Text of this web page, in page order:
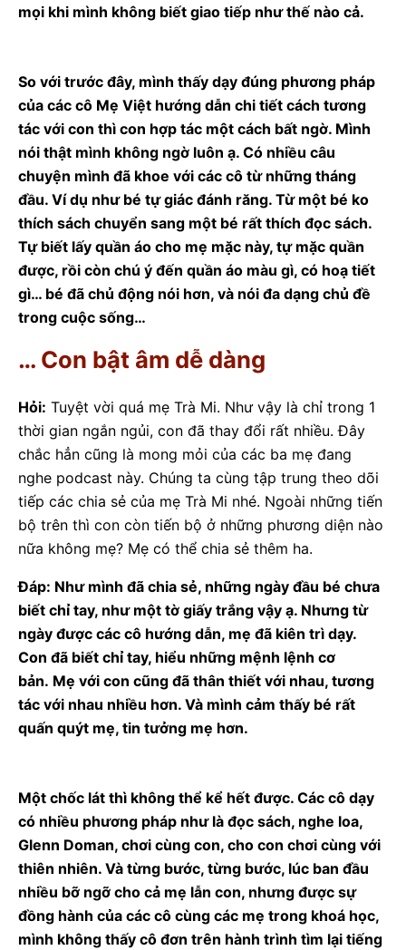
mọi khi mình không biết giao tiếp như thế nào cả.
So với trước đây, mình thấy dạy đúng phương pháp
của các cô Mẹ Việt hướng dẫn chi tiết cách tương
tác với con thì con hợp tác một cách bất ngờ. Mình
nói thật mình không ngờ luôn ạ. Có nhiều câu
chuyện mình đã khoe với các cô từ những tháng
đầu. Ví dụ như bé tự giác đánh răng. Từ một bé ko
thích sách chuyển sang một bé rất thích đọc sách.
Tự biết lấy quần áo cho mẹ mặc này, tự mặc quần
được, rồi còn chú ý đến quần áo màu gì, có hoạ tiết
gì… bé đã chủ động nói hơn, và nói đa dạng chủ đề
trong cuộc sống…
… Con bật âm dễ dàng
Hỏi: Tuyệt vời quá mẹ Trà Mi. Như vậy là chỉ trong 1
thời gian ngắn ngủi, con đã thay đổi rất nhiều. Đây
chắc hẳn cũng là mong mỏi của các ba mẹ đang
nghe podcast này. Chúng ta cùng tập trung theo dõi
tiếp các chia sẻ của mẹ Trà Mi nhé. Ngoài những tiến
bộ trên thì con còn tiến bộ ở những phương diện nào
nữa không mẹ? Mẹ có thể chia sẻ thêm ha.
Đáp: Như mình đã chia sẻ, những ngày đầu bé chưa
biết chỉ tay, như một tờ giấy trắng vậy ạ. Nhưng từ
ngày được các cô hướng dẫn, mẹ đã kiên trì dạy.
Con đã biết chỉ tay, hiểu những mệnh lệnh cơ
bản. Mẹ với con cũng đã thân thiết với nhau, tương
tác với nhau nhiều hơn. Và mình cảm thấy bé rất
quấn quýt mẹ, tin tưởng mẹ hơn.
Một chốc lát thì không thể kể hết được. Các cô dạy
có nhiều phương pháp như là đọc sách, nghe loa,
Glenn Doman, chơi cùng con, cho con chơi cùng với
thiên nhiên. Và từng bước, từng bước, lúc ban đầu
nhiều bỡ ngỡ cho cả mẹ lẫn con, nhưng được sự
đồng hành của các cô cùng các mẹ trong khoá học,
mình không thấy cô đơn trên hành trình tìm lại tiếng